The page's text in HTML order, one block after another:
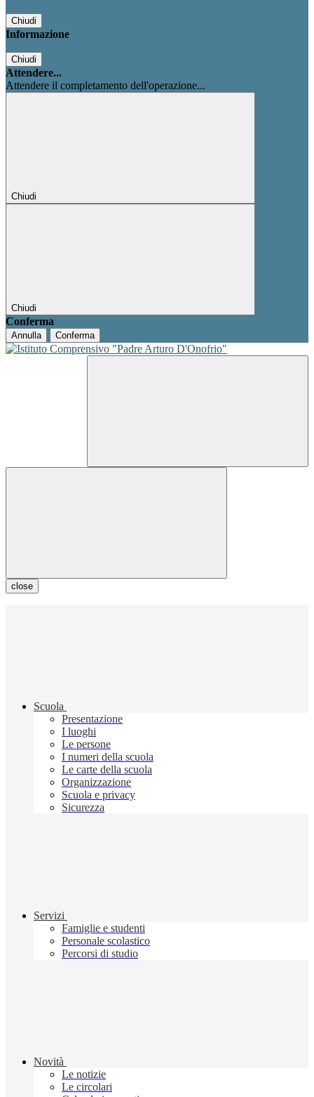
Chiudi
Informazione
Chiudi
Attendere...
Attendere il completamento dell'operazione...
Chiudi
Chiudi
Conferma
Annulla Conferma
close
Scuola
Presentazione
I luoghi
Le persone
I numeri della scuola
Le carte della scuola
Organizzazione
Scuola e privacy
Sicurezza
Servizi
Famiglie e studenti
Personale scolastico
Percorsi di studio
Novità
Le notizie
Le circolari